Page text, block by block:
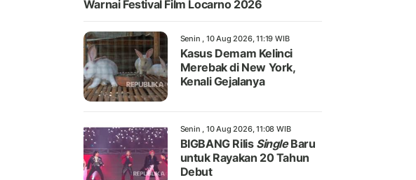
Warnai Festival Film Locarno 2026
Senin , 10 Aug 2026, 11:19 WIB
Kasus Demam Kelinci
Merebak di New York,
Kenali Gejalanya
Senin , 10 Aug 2026, 11:08 WIB
BIGBANG Rilis SingleBaru
untuk Rayakan 20 Tahun
Debut